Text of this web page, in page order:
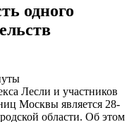
одного
Лесли и участников
Москвы является 28-
области. Об этом